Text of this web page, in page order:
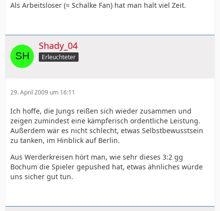
Als Arbeitsloser (= Schalke Fan) hat man halt viel Zeit.
Shady_04
Erleuchteter
29. April 2009 um 16:11
Ich hoffe, die Jungs reißen sich wieder zusammen und
zeigen zumindest eine kämpferisch ordentliche Leistung.
Außerdem wär es nicht schlecht, etwas Selbstbewusstsein
zu tanken, im Hinblick auf Berlin.
Aus Werderkreisen hört man, wie sehr dieses 3:2 gg
Bochum die Spieler gepushed hat, etwas ähnliches würde
uns sicher gut tun.